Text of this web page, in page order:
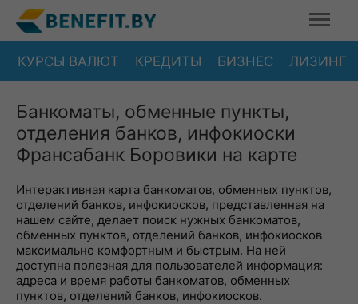
КУРСЫ ВАЛЮТ КРЕДИТЫ БИЗНЕС ЛИЗИНГ
Банкоматы, обменные пункты,
отделения банков, инфокиоски
Франсабанк Боровики на карте
Интерактивная карта банкоматов, обменных пунктов,
отделений банков, инфокиосков, представленная на
нашем сайте, делает поиск нужных банкоматов,
обменных пунктов, отделений банков, инфокиосков
максимально комфортным и быстрым. На ней
доступна полезная для пользователей информация:
адреса и время работы банкоматов, обменных
пунктов, отделений банков, инфокиосков.